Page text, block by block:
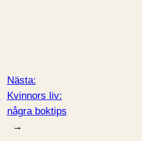
Nästa:
Kvinnors liv:
några boktips
→